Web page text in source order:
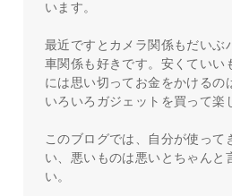
います。
最近ですとカメラ関係もだい
車関係も好きです。安くてい
には思い切ってお金をかける
いろいろガジェットを買って楽
このブログでは、自分が使って
い、悪いものは悪いとちゃんと
い。